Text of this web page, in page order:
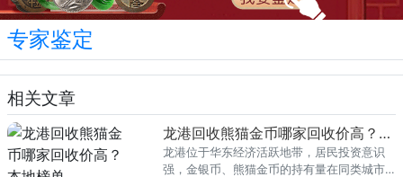
专家鉴定
相关文章
龙港回收熊猫金币哪家回收价高？本地榜单
龙港位于华东经济活跃地带，居民投资意识
强，金银币、熊猫金币的持有量在同类城市